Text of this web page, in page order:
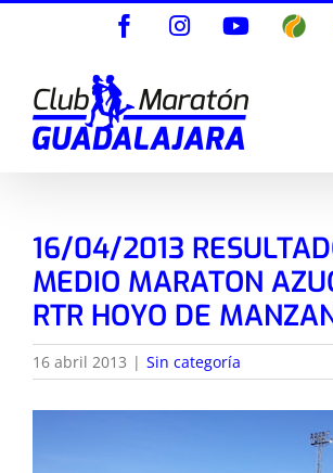
FacebookInstagramYouTube
16/04/2013
MEDIO MARATON
RTR HOYO DE
16 abril 2013 | Sin categoría